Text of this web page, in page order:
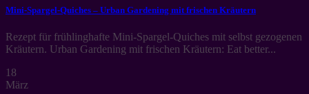
Mini-Spargel-Quiches – Urban Gardening mit frischen Kräutern
Rezept für frühlinghafte Mini-Spargel-Quiches mit selbst gezogenen
Kräutern. Urban Gardening mit frischen Kräutern: Eat better...
18
März